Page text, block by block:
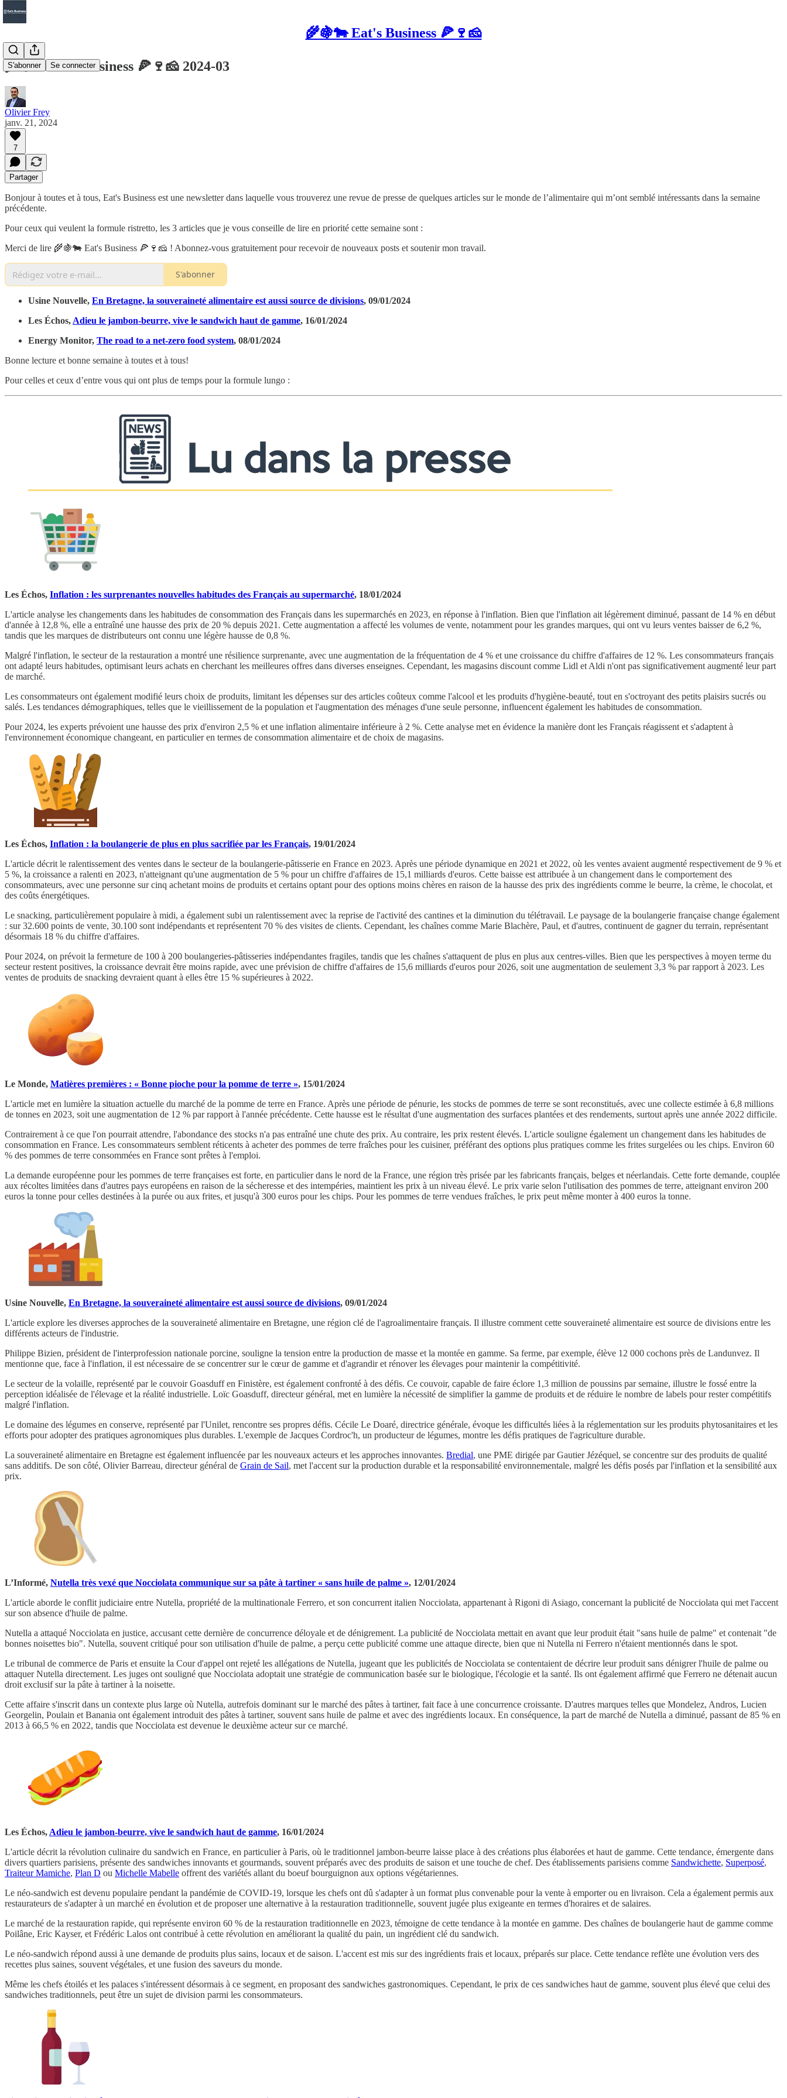
🌾🍇🐄 Eat's Business 🍕🍷🧀
S'abonner Se connecter
🌾🍇🐄 Eat's business 🍕🍷🧀 2024-03
Olivier Frey
janv. 21, 2024
7
Partager
Bonjour à toutes et à tous, Eat's Business est une newsletter dans laquelle vous trouverez une revue de presse de quelques articles sur le monde de l’alimentaire qui m’ont semblé intéressants dans la semaine
précédente.
Pour ceux qui veulent la formule ristretto, les 3 articles que je vous conseille de lire en priorité cette semaine sont :
Merci de lire 🌾🍇🐄 Eat's Business 🍕🍷🧀 ! Abonnez-vous gratuitement pour recevoir de nouveaux posts et soutenir mon travail.
S'abonner
Usine Nouvelle, En Bretagne, la souveraineté alimentaire est aussi source de divisions, 09/01/2024
Les Échos, Adieu le jambon-beurre, vive le sandwich haut de gamme, 16/01/2024
Energy Monitor, The road to a net-zero food system, 08/01/2024
Bonne lecture et bonne semaine à toutes et à tous!
Pour celles et ceux d’entre vous qui ont plus de temps pour la formule lungo :
Les Échos, Inflation : les surprenantes nouvelles habitudes des Français au supermarché, 18/01/2024
L'article analyse les changements dans les habitudes de consommation des Français dans les supermarchés en 2023, en réponse à l'inflation. Bien que l'inflation ait légèrement diminué, passant de 14 % en début
d'année à 12,8 %, elle a entraîné une hausse des prix de 20 % depuis 2021. Cette augmentation a affecté les volumes de vente, notamment pour les grandes marques, qui ont vu leurs ventes baisser de 6,2 %,
tandis que les marques de distributeurs ont connu une légère hausse de 0,8 %.
Malgré l'inflation, le secteur de la restauration a montré une résilience surprenante, avec une augmentation de la fréquentation de 4 % et une croissance du chiffre d'affaires de 12 %. Les consommateurs français
ont adapté leurs habitudes, optimisant leurs achats en cherchant les meilleures offres dans diverses enseignes. Cependant, les magasins discount comme Lidl et Aldi n'ont pas significativement augmenté leur part
de marché.
Les consommateurs ont également modifié leurs choix de produits, limitant les dépenses sur des articles coûteux comme l'alcool et les produits d'hygiène-beauté, tout en s'octroyant des petits plaisirs sucrés ou
salés. Les tendances démographiques, telles que le vieillissement de la population et l'augmentation des ménages d'une seule personne, influencent également les habitudes de consommation.
Pour 2024, les experts prévoient une hausse des prix d'environ 2,5 % et une inflation alimentaire inférieure à 2 %. Cette analyse met en évidence la manière dont les Français réagissent et s'adaptent à
l'environnement économique changeant, en particulier en termes de consommation alimentaire et de choix de magasins.
Les Échos, Inflation : la boulangerie de plus en plus sacrifiée par les Français, 19/01/2024
L'article décrit le ralentissement des ventes dans le secteur de la boulangerie-pâtisserie en France en 2023. Après une période dynamique en 2021 et 2022, où les ventes avaient augmenté respectivement de 9 % et
5 %, la croissance a ralenti en 2023, n'atteignant qu'une augmentation de 5 % pour un chiffre d'affaires de 15,1 milliards d'euros. Cette baisse est attribuée à un changement dans le comportement des
consommateurs, avec une personne sur cinq achetant moins de produits et certains optant pour des options moins chères en raison de la hausse des prix des ingrédients comme le beurre, la crème, le chocolat, et
des coûts énergétiques.
Le snacking, particulièrement populaire à midi, a également subi un ralentissement avec la reprise de l'activité des cantines et la diminution du télétravail. Le paysage de la boulangerie française change également
: sur 32.600 points de vente, 30.100 sont indépendants et représentent 70 % des visites de clients. Cependant, les chaînes comme Marie Blachère, Paul, et d'autres, continuent de gagner du terrain, représentant
désormais 18 % du chiffre d'affaires.
Pour 2024, on prévoit la fermeture de 100 à 200 boulangeries-pâtisseries indépendantes fragiles, tandis que les chaînes s'attaquent de plus en plus aux centres-villes. Bien que les perspectives à moyen terme du
secteur restent positives, la croissance devrait être moins rapide, avec une prévision de chiffre d'affaires de 15,6 milliards d'euros pour 2026, soit une augmentation de seulement 3,3 % par rapport à 2023. Les
ventes de produits de snacking devraient quant à elles être 15 % supérieures à 2022.
Le Monde, Matières premières : « Bonne pioche pour la pomme de terre », 15/01/2024
L'article met en lumière la situation actuelle du marché de la pomme de terre en France. Après une période de pénurie, les stocks de pommes de terre se sont reconstitués, avec une collecte estimée à 6,8 millions
de tonnes en 2023, soit une augmentation de 12 % par rapport à l'année précédente. Cette hausse est le résultat d'une augmentation des surfaces plantées et des rendements, surtout après une année 2022 difficile.
Contrairement à ce que l'on pourrait attendre, l'abondance des stocks n'a pas entraîné une chute des prix. Au contraire, les prix restent élevés. L'article souligne également un changement dans les habitudes de
consommation en France. Les consommateurs semblent réticents à acheter des pommes de terre fraîches pour les cuisiner, préférant des options plus pratiques comme les frites surgelées ou les chips. Environ 60
% des pommes de terre consommées en France sont prêtes à l'emploi.
La demande européenne pour les pommes de terre françaises est forte, en particulier dans le nord de la France, une région très prisée par les fabricants français, belges et néerlandais. Cette forte demande, couplée
aux récoltes limitées dans d'autres pays européens en raison de la sécheresse et des intempéries, maintient les prix à un niveau élevé. Le prix varie selon l'utilisation des pommes de terre, atteignant environ 200
euros la tonne pour celles destinées à la purée ou aux frites, et jusqu'à 300 euros pour les chips. Pour les pommes de terre vendues fraîches, le prix peut même monter à 400 euros la tonne.
Usine Nouvelle, En Bretagne, la souveraineté alimentaire est aussi source de divisions, 09/01/2024
L'article explore les diverses approches de la souveraineté alimentaire en Bretagne, une région clé de l'agroalimentaire français. Il illustre comment cette souveraineté alimentaire est source de divisions entre les
différents acteurs de l'industrie.
Philippe Bizien, président de l'interprofession nationale porcine, souligne la tension entre la production de masse et la montée en gamme. Sa ferme, par exemple, élève 12 000 cochons près de Landunvez. Il
mentionne que, face à l'inflation, il est nécessaire de se concentrer sur le cœur de gamme et d'agrandir et rénover les élevages pour maintenir la compétitivité.
Le secteur de la volaille, représenté par le couvoir Goasduff en Finistère, est également confronté à des défis. Ce couvoir, capable de faire éclore 1,3 million de poussins par semaine, illustre le fossé entre la
perception idéalisée de l'élevage et la réalité industrielle. Loïc Goasduff, directeur général, met en lumière la nécessité de simplifier la gamme de produits et de réduire le nombre de labels pour rester compétitifs
malgré l'inflation.
Le domaine des légumes en conserve, représenté par l'Unilet, rencontre ses propres défis. Cécile Le Doaré, directrice générale, évoque les difficultés liées à la réglementation sur les produits phytosanitaires et les
efforts pour adopter des pratiques agronomiques plus durables. L'exemple de Jacques Cordroc'h, un producteur de légumes, montre les défis pratiques de l'agriculture durable.
La souveraineté alimentaire en Bretagne est également influencée par les nouveaux acteurs et les approches innovantes. Bredial, une PME dirigée par Gautier Jézéquel, se concentre sur des produits de qualité
sans additifs. De son côté, Olivier Barreau, directeur général de Grain de Sail, met l'accent sur la production durable et la responsabilité environnementale, malgré les défis posés par l'inflation et la sensibilité aux
prix.
L’Informé, Nutella très vexé que Nocciolata communique sur sa pâte à tartiner « sans huile de palme », 12/01/2024
L'article aborde le conflit judiciaire entre Nutella, propriété de la multinationale Ferrero, et son concurrent italien Nocciolata, appartenant à Rigoni di Asiago, concernant la publicité de Nocciolata qui met l'accent
sur son absence d'huile de palme.
Nutella a attaqué Nocciolata en justice, accusant cette dernière de concurrence déloyale et de dénigrement. La publicité de Nocciolata mettait en avant que leur produit était "sans huile de palme" et contenait "de
bonnes noisettes bio". Nutella, souvent critiqué pour son utilisation d'huile de palme, a perçu cette publicité comme une attaque directe, bien que ni Nutella ni Ferrero n'étaient mentionnés dans le spot.
Le tribunal de commerce de Paris et ensuite la Cour d'appel ont rejeté les allégations de Nutella, jugeant que les publicités de Nocciolata se contentaient de décrire leur produit sans dénigrer l'huile de palme ou
attaquer Nutella directement. Les juges ont souligné que Nocciolata adoptait une stratégie de communication basée sur le biologique, l'écologie et la santé. Ils ont également affirmé que Ferrero ne détenait aucun
droit exclusif sur la pâte à tartiner à la noisette.
Cette affaire s'inscrit dans un contexte plus large où Nutella, autrefois dominant sur le marché des pâtes à tartiner, fait face à une concurrence croissante. D'autres marques telles que Mondelez, Andros, Lucien
Georgelin, Poulain et Banania ont également introduit des pâtes à tartiner, souvent sans huile de palme et avec des ingrédients locaux. En conséquence, la part de marché de Nutella a diminué, passant de 85 % en
2013 à 66,5 % en 2022, tandis que Nocciolata est devenue le deuxième acteur sur ce marché.
Les Échos, Adieu le jambon-beurre, vive le sandwich haut de gamme, 16/01/2024
L'article décrit la révolution culinaire du sandwich en France, en particulier à Paris, où le traditionnel jambon-beurre laisse place à des créations plus élaborées et haut de gamme. Cette tendance, émergente dans
divers quartiers parisiens, présente des sandwiches innovants et gourmands, souvent préparés avec des produits de saison et une touche de chef. Des établissements parisiens comme Sandwichette, Superposé,
Traiteur Mamiche, Plan D ou Michelle Mabelle offrent des variétés allant du boeuf bourguignon aux options végétariennes.
Le néo-sandwich est devenu populaire pendant la pandémie de COVID-19, lorsque les chefs ont dû s'adapter à un format plus convenable pour la vente à emporter ou en livraison. Cela a également permis aux
restaurateurs de s'adapter à un marché en évolution et de proposer une alternative à la restauration traditionnelle, souvent jugée plus exigeante en termes d'horaires et de salaires.
Le marché de la restauration rapide, qui représente environ 60 % de la restauration traditionnelle en 2023, témoigne de cette tendance à la montée en gamme. Des chaînes de boulangerie haut de gamme comme
Poilâne, Eric Kayser, et Frédéric Lalos ont contribué à cette révolution en améliorant la qualité du pain, un ingrédient clé du sandwich.
Le néo-sandwich répond aussi à une demande de produits plus sains, locaux et de saison. L'accent est mis sur des ingrédients frais et locaux, préparés sur place. Cette tendance reflète une évolution vers des
recettes plus saines, souvent végétales, et une fusion des saveurs du monde.
Même les chefs étoilés et les palaces s'intéressent désormais à ce segment, en proposant des sandwiches gastronomiques. Cependant, le prix de ces sandwiches haut de gamme, souvent plus élevé que celui des
sandwiches traditionnels, peut être un sujet de division parmi les consommateurs.